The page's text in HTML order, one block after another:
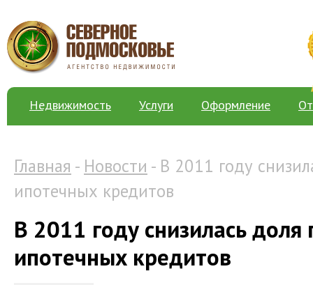
Недвижимость Услуги Оформление
Главная - Новости - В 2011 году
ипотечных кредитов
В 2011 году снизилась
ипотечных кредитов